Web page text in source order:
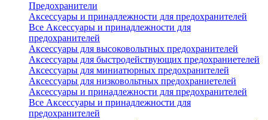
Предохранители
Аксессуары и принадлежности для предохранителей
Все Аксессуары и принадлежности для
предохранителей
Аксессуары для высоковольтных предохранителей
Аксессуары для быстродействующих предохраниетелей
Аксессуары для миниатюрных предохранителей
Аксессуары для низковольтных предохраниетелей
Аксессуары и принадлежности для предохранителей
Все Аксессуары и принадлежности для
предохранителей